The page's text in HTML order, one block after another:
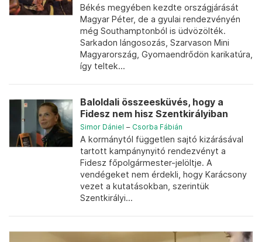
Békés megyében kezdte országjárását
Magyar Péter, de a gyulai rendezvényén
még Southamptonból is üdvözölték.
Sarkadon lángosozás, Szarvason Mini
Magyarország, Gyomaendrődön karikatúra,
így teltek...
Baloldali összeesküvés, hogy a
Fidesz nem hisz Szentkirályiban
Simor Dániel – Csorba Fábián
A kormánytól független sajtó kizárásával
tartott kampánynyitó rendezvényt a
Fidesz főpolgármester-jelöltje. A
vendégeket nem érdekli, hogy Karácsony
vezet a kutatásokban, szerintük
Szentkirályi...